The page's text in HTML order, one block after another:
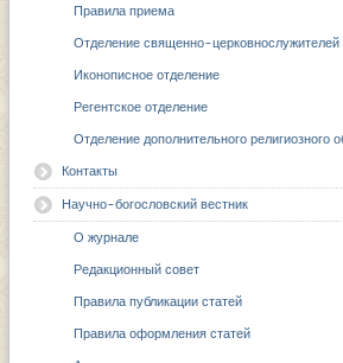
Правила приема
Отделение священно-церковнослужителей
Иконописное отделение
Регентское отделение
Отделение дополнительного религиозного
Контакты
Научно-богословский вестник
О журнале
Редакционный совет
Правила публикации статей
Правила оформления статей